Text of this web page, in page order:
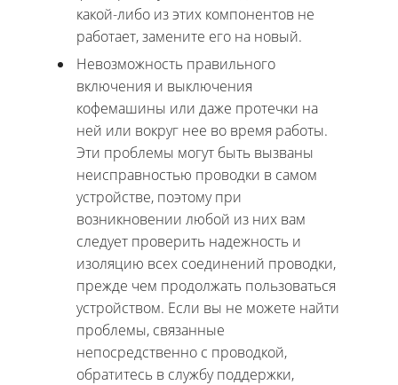
какой-либо из этих компонентов не
работает, замените его на новый.
Невозможность правильного
включения и выключения
кофемашины или даже протечки на
ней или вокруг нее во время работы.
Эти проблемы могут быть вызваны
неисправностью проводки в самом
устройстве, поэтому при
возникновении любой из них вам
следует проверить надежность и
изоляцию всех соединений проводки,
прежде чем продолжать пользоваться
устройством. Если вы не можете найти
проблемы, связанные
непосредственно с проводкой,
обратитесь в службу поддержки,